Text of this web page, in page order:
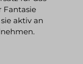
Fantasie
aktiv an